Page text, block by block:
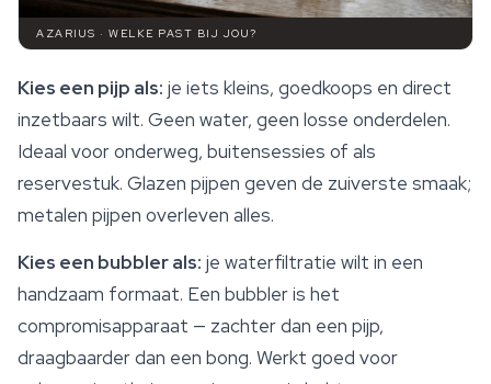
AZARIUS · WELKE PAST BIJ JOU?
Kies een pijp als: je iets kleins, goedkoops en direct
inzetbaars wilt. Geen water, geen losse onderdelen.
Ideaal voor onderweg, buitensessies of als
reservestuk. Glazen pijpen geven de zuiverste smaak;
metalen pijpen overleven alles.
Kies een bubbler als: je waterfiltratie wilt in een
handzaam formaat. Een bubbler is het
compromisapparaat — zachter dan een pijp,
draagbaarder dan een bong. Werkt goed voor